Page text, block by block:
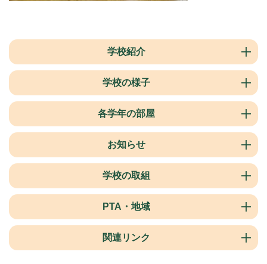
学校紹介
学校の様子
各学年の部屋
お知らせ
学校の取組
PTA・地域
関連リンク